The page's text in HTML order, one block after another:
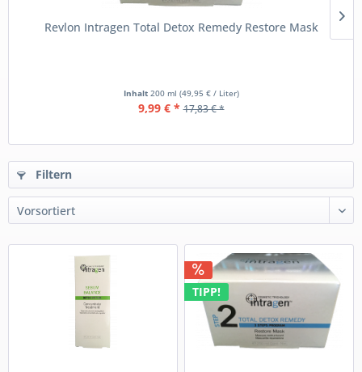
Revlon Intragen Total Detox Remedy Restore Mask
Inhalt 200 ml (49,95 € / Liter)
9,99 € * 17,83 € *
Filtern
TIPP!